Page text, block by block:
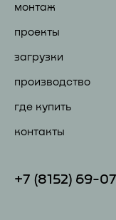
монтаж
проекты
загрузки
производство
где купить
контакты
+7 (81 52) 69-